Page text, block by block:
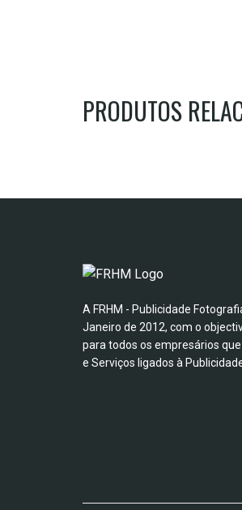
PRODUTOS
A FRHM - Publicidade
Janeiro de 2012, com o
para todos os empresários
e Serviços ligados à